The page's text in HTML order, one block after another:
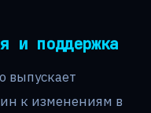
и поддержка
выпускает
к изменениям в